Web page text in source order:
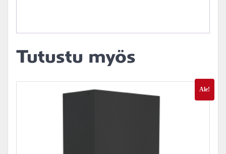
Tutustu myös
Ale!